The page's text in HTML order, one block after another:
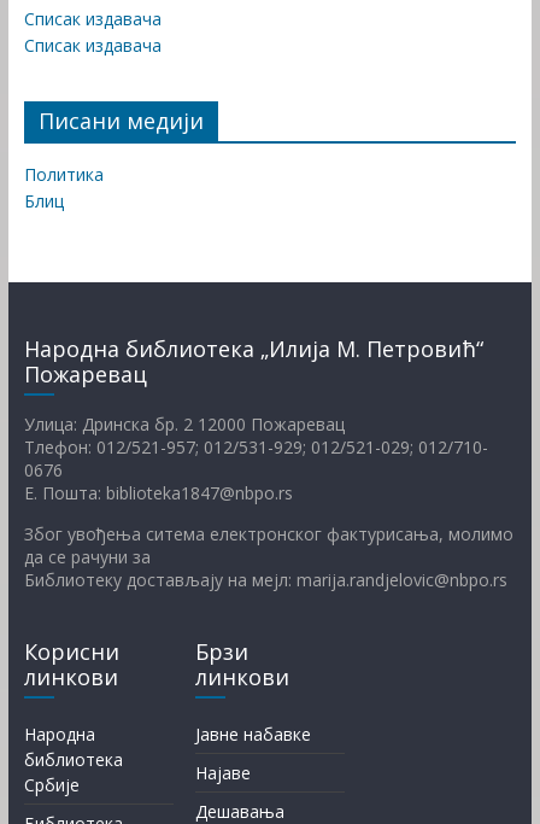
Списак издавача
Списак издавача
Писани медији
Политика
Блиц
Народна библиотека „Илија М. Петровић“
Пожаревац
Улица: Дринска бр. 2 12000 Пожаревац
Тлефон: 012/521-957; 012/531-929; 012/521-029; 012/710-
0676
Е. Пошта: biblioteka1847@nbpo.rs
Због увођења ситема електронског фактурисања, молимо
да се рачуни за
Библиотеку достављају на мејл: marija.randjelovic@nbpo.rs
Корисни
линкови
Народна
библиотека
Србије
Брзи
линкови
Јавне набавке
Најаве
Дешавања